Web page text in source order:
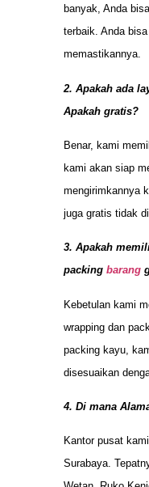
banyak, Anda
terbaik. Anda
memastikannya.
2. Apakah ada
Apakah gratis?
Benar, kami
kami akan siap
mengirimkannya
juga gratis tidak
3. Apakah
packing barang
Kebetulan kami
wrapping dan
packing kayu,
disesuaikan
4. Di mana
Kantor pusat
Surabaya.